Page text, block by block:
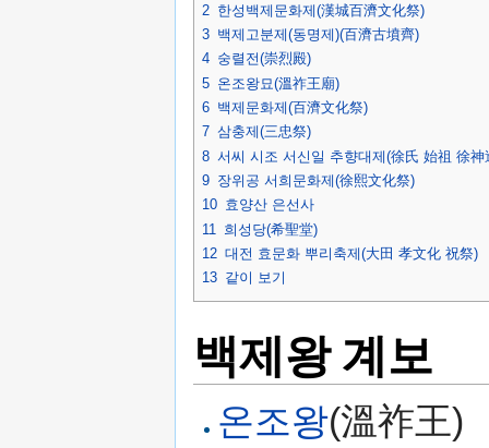
2 한성백제문화제(漢城百濟文化祭)
3 백제고분제(동명제)(百濟古墳齊)
4 숭렬전(崇烈殿)
5 온조왕묘(溫祚王廟)
6 백제문화제(百濟文化祭)
7 삼충제(三忠祭)
8 서씨 시조 서신일 추향대제(徐氏 始祖 徐神
9 장위공 서희문화제(徐熙文化祭)
10 효양산 은선사
11
희성당(希聖堂)
12 대전 효문화 뿌리축제(大田 孝文化 祝祭)
13 같이 보기
백제왕 계보
온조왕(溫祚王)